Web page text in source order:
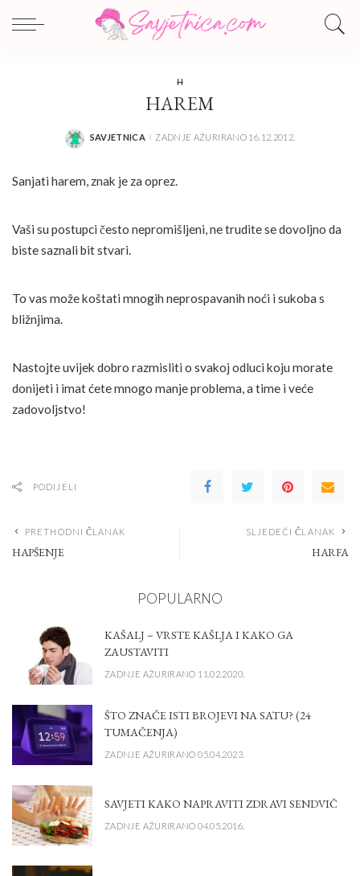
H
HAREM
POSTED
SAVJETNICA ZADNJE AŽURIRANO 16.12.2012.
Sanjati harem, znak je za oprez.
Vaši su postupci često nepromišljeni, ne trudite se dovoljno da
biste saznali bit stvari.
To vas može koštati mnogih neprospavanih noći i sukoba s
bližnjima.
Nastojte uvijek dobro razmisliti o svakoj odluci koju morate
donijeti i imat ćete mnogo manje problema, a time i veće
zadovoljstvo!
PODIJELI
PRETHODNI ČLANAK
HAPŠENJE
SLJEDEĆI ČLANAK
HARFA
POPULARNO
KAŠALJ – VRSTE KAŠLJA I KAKO GA
ZAUSTAVITI
ZADNJE AŽURIRANO 11.02.2020.
ŠTO ZNAČE ISTI BROJEVI NA SATU? (24
TUMAČENJA)
ZADNJE AŽURIRANO 05.04.2023.
SAVJETI KAKO NAPRAVITI ZDRAVI SENDVIČ
ZADNJE AŽURIRANO 04.05.2016.